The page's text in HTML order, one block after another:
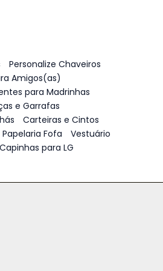
Personalize Chaveiros
Amigos(as)
para Madrinhas
e Garrafas
Carteiras e Cintos
Papelaria Fofa
Vestuário
Capinhas para LG